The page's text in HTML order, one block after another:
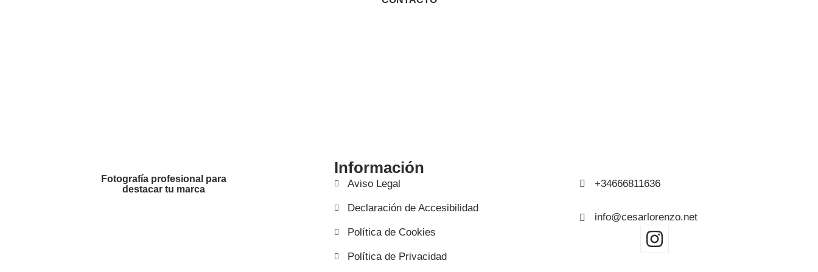
Fotografía profesional para
destacar tu marca
Información
Aviso Legal
Declaración de Accesibilidad
Política de Cookies
Política de Privacidad
+34666811636
info@cesarlorenzo.net